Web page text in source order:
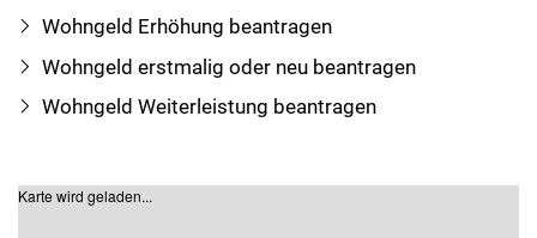
Wohngeld Erhöhung beantragen
Wohngeld erstmalig oder neu beantragen
Wohngeld Weiterleistung beantragen
Karte wird geladen...